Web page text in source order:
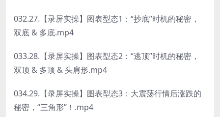
032.27.【录屏实操】图表型态1：“抄底”时机的秘密，
双底 & 多底.mp4
033.28.【录屏实操】图表型态2：“逃顶”时机的秘密，
双顶 & 多顶 & 头肩形.mp4
034.29.【录屏实操】图表型态3：大震荡行情后涨跌的
秘密，“三角形”！.mp4